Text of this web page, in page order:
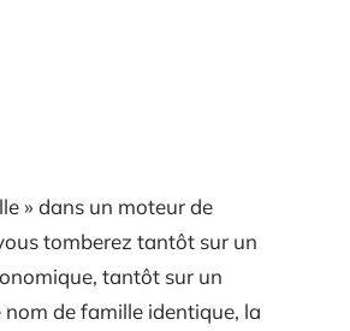
» dans un moteur de
tomberez tantôt sur un
tantôt sur un
nom de famille identique, la